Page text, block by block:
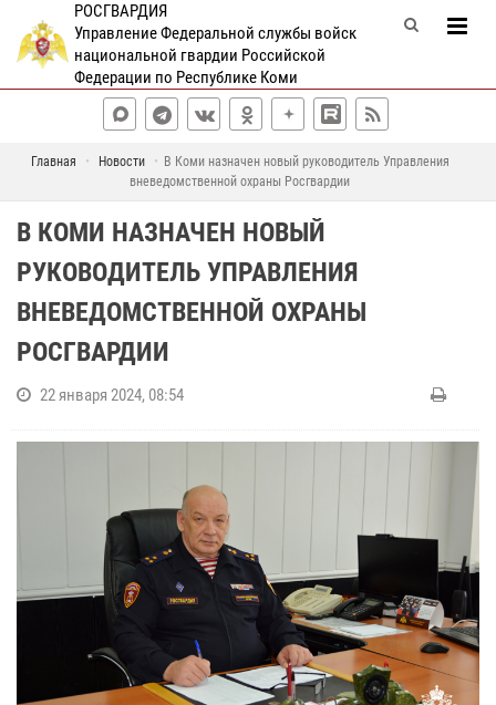
РОСГВАРДИЯ
Управление Федеральной службы войск
национальной гвардии Российской
Федерации по Республике Коми
Главная Новости
В Коми назначен новый руководитель Управления
вневедомственной охраны Росгвардии
В КОМИ НАЗНАЧЕН НОВЫЙ
РУКОВОДИТЕЛЬ УПРАВЛЕНИЯ
ВНЕВЕДОМСТВЕННОЙ ОХРАНЫ
РОСГВАРДИИ
22 января 2024, 08:54